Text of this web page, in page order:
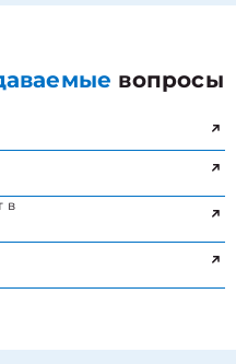
вопросы
в